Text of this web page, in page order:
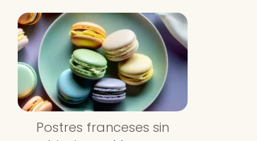
Postres franceses sin